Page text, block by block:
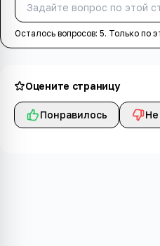
Осталось вопросов: 5. Только по
Оцените страницу
Понравилось